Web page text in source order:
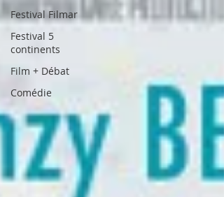
Festival Filmar
Festival 5
continents
Film + Débat
Comédie